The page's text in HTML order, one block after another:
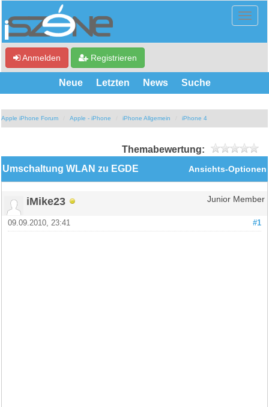
Anmelden Registrieren
Neue Letzten News Suche
Apple iPhone Forum Apple - iPhone iPhone Allgemein iPhone 4
Themabewertung:
Ansichts-Optionen
Umschaltung WLAN zu EGDE
iMike23 Junior Member
#1
09.09.2010, 23:41